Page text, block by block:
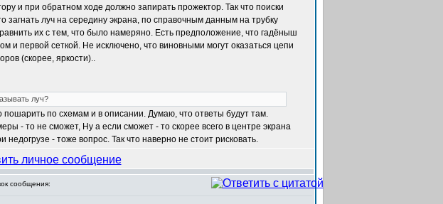
и при обратном ходе должно запирать прожектор. Так что поиски
загнать луч на середину экрана, по справочным данным на трубку
их с тем, что было намеряно. Есть предположение, что гадёныш
и первой сеткой. Не исключено, что виновными могут оказаться цепи
(скорее, яркости)..
луч?
пошарить по схемам и в описании. Думаю, что ответы будут там.
- то не сможет, Ну а если сможет - то скорее всего в центре экрана
- тоже вопрос. Так что наверно не стоит рисковать.
сообщения: